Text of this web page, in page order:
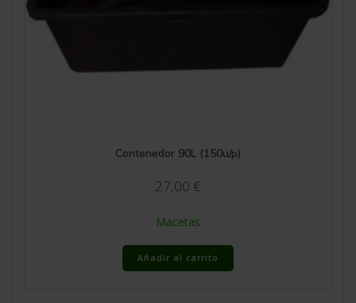
Contenedor 90L (150u/p)
27,00 €
Macetas
Añadir al carrito